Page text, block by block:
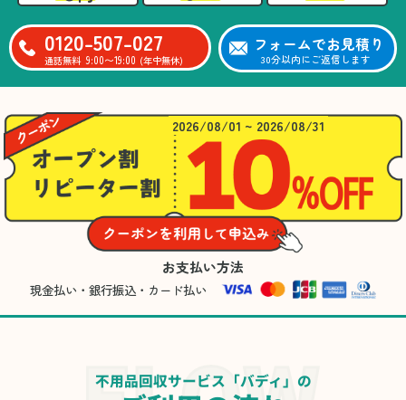
0120-507-027
通話無料 9:00〜19:00 (年中無休)
フォームでお見積り
30分以内にご返信します
2026/08/01 ~ 2026/08/31
お支払い方法
現金払い・銀行振込・カード払い
不用品回収サービス「バディ」の